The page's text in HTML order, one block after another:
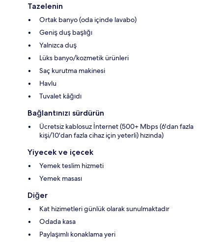
Tazelenin
Ortak banyo (oda içinde lavabo)
Geniş duş başlığı
Yalnızca duş
Lüks banyo/kozmetik ürünleri
Saç kurutma makinesi
Havlu
Tuvalet kâğıdı
Bağlantınızı sürdürün
Ücretsiz kablosuz İnternet (500+ Mbps (6'dan fazla
kişi/10'dan fazla cihaz için yeterli) hızında)
Yiyecek ve içecek
Yemek teslim hizmeti
Yemek masası
Diğer
Kat hizimetleri günlük olarak sunulmaktadır
Odada kasa
Paylaşımlı konaklama yeri